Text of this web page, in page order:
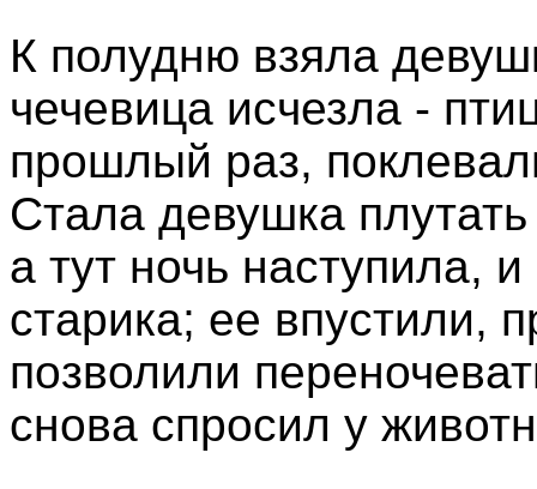
К полудню взяла
чечевица исчезла -
прошлый раз,
Стала девушка
а тут ночь наступила,
старика; ее впустили,
позволили
снова спросил у